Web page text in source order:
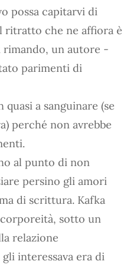
possa capitarvi di
ritratto che ne affiora è
un autore -
parimenti di
a sanguinare (se
perché non avrebbe
al punto di non
persino gli amori
di scrittura. Kafka
sotto un
relazione
interessava era di